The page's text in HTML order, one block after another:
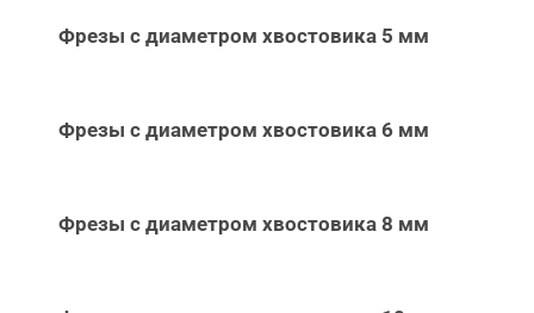
Фрезы с диаметром хвостовика 5 мм
Фрезы с диаметром хвостовика 6 мм
Фрезы с диаметром хвостовика 8 мм